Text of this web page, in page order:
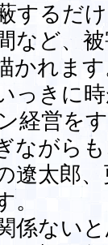
するだ
など、
かれま
きに
経営を
ながら
遼太郎
。
係ない